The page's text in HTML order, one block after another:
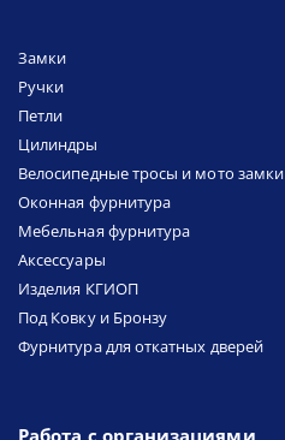
Замки
Ручки
Петли
Цилиндры
Велосипедные тросы и мото замки
Оконная фурнитура
Мебельная фурнитура
Аксессуары
Изделия КГИОП
Под Ковку и Бронзу
Фурнитура для откатных дверей
Работа с организациями